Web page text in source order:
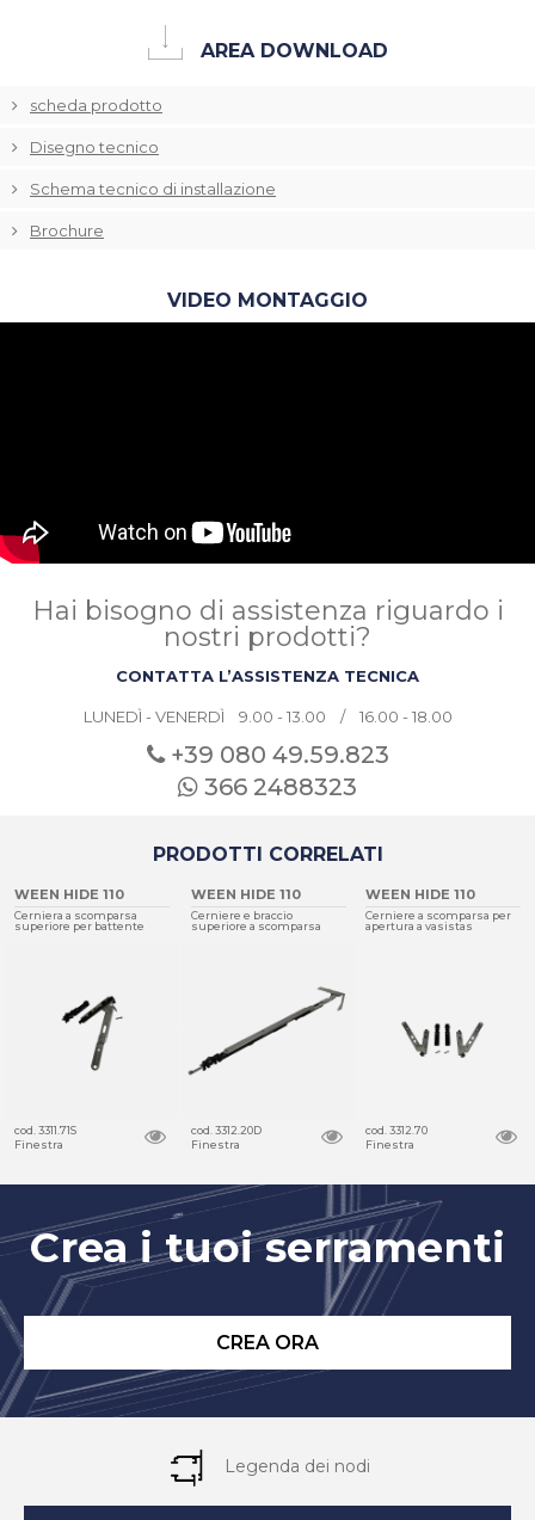
AREA DOWNLOAD
scheda prodotto
Disegno tecnico
Schema tecnico di installazione
Brochure
VIDEO MONTAGGIO
Hai bisogno di assistenza riguardo i
nostri prodotti?
CONTATTA L’ASSISTENZA TECNICA
LUNEDÌ - VENERDÌ 9.00 - 13.00 / 16.00 - 18.00
+39 080 49.59.823
366 2488323
PRODOTTI CORRELATI
HIDE 110
a scomparsa
per battente
3311.71S
WEEN HIDE 110
Cerniere e braccio
superiore a scomparsa
cod. 3312.20D
Finestra
WEEN HIDE 110
Cerniere a scomparsa per
apertura a vasistas
cod. 3312.70
Finestra
Crea i tuoi serramenti
CREA ORA
Legenda dei nodi